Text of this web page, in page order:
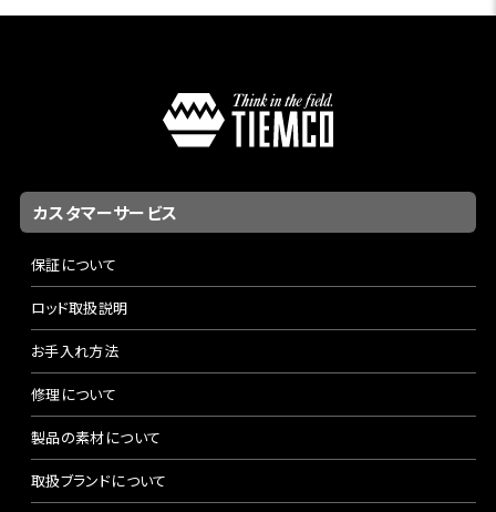
カスタマーサービス
保証について
ロッド取扱説明
お手入れ方法
修理について
製品の素材について
取扱ブランドについて